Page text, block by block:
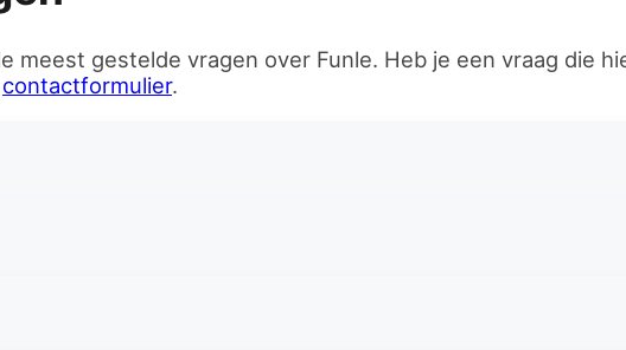
meest gestelde vragen over Funle. Heb je een vraag die
contactformulier.